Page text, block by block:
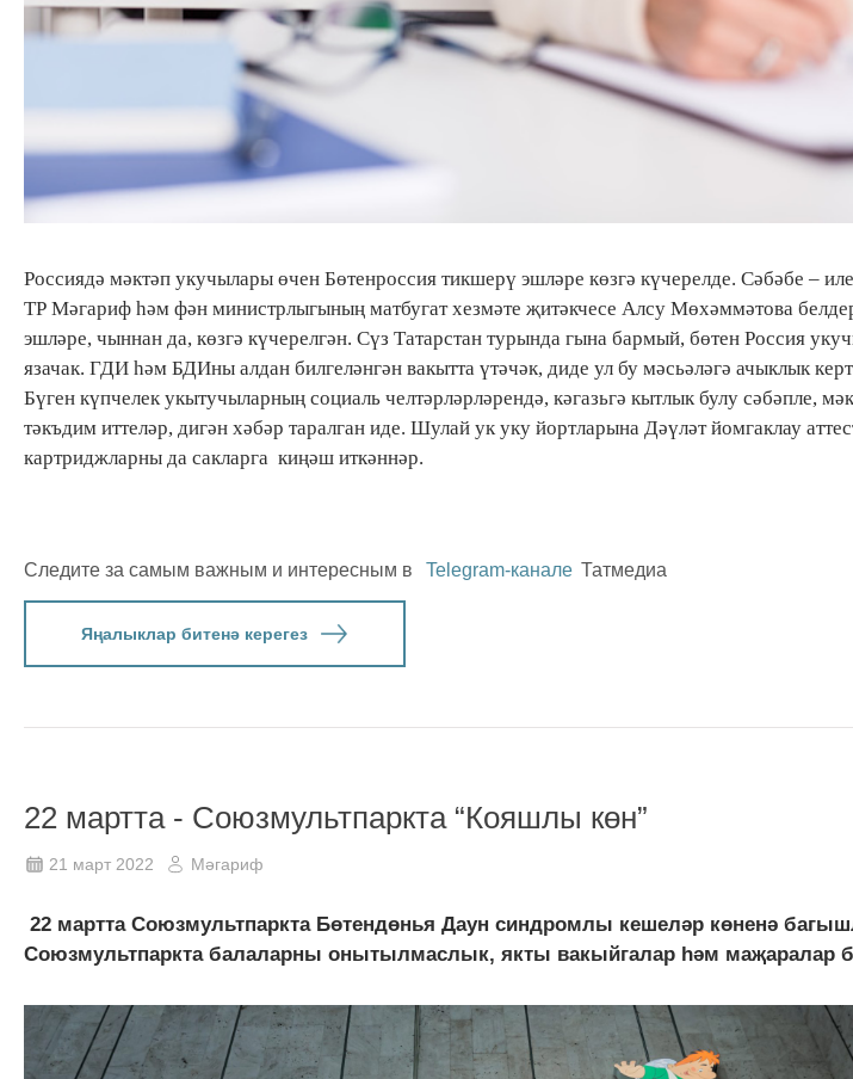
Россиядә мәктәп укучылары өчен Бөтенроссия тикшерү эшләре көзгә күчерелде. Сәбәбе –
ТР Мәгариф һәм фән министрлыгының матбугат хезмәте җитәкчесе Алсу Мөхәммәтова
эшләре, чыннан да, көзгә күчерелгән. Сүз Татарстан турында гына бармый, бөтен Россия
язачак. ГДИ һәм БДИны алдан билгеләнгән вакытта үтәчәк, диде ул бу мәсьәләгә ачыклык
Бүген күпчелек укытучыларның социаль челтәрләрләрендә, кәгазьгә кытлык булу сәбәпле,
тәкъдим иттеләр, дигән хәбәр таралган иде. Шулай ук уку йортларына Дәүләт йомгаклау
картриджларны да сакларга киңәш иткәннәр.
Следите за самым важным и интересным в Telegram-канале Татмедиа
Яңалыклар битенә керегез
22 мартта - Союзмультпаркта “Кояшлы көн”
21 март 2022 Мәгариф
22 мартта Союзмультпаркта Бөтендөнья Даун синдромлы кешеләр көненә
Союзмультпаркта балаларны онытылмаслык, якты вакыйгалар һәм маҗаралар